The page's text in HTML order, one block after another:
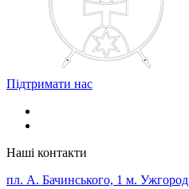
Підтримати нас
Наші контакти
пл. А. Бачинського, 1 м. Ужгород